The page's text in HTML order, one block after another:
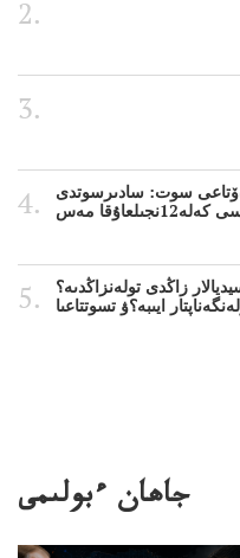
سوت: سادىرسوتدى
زاڭدى تولەنزاڭدىە؟
جاھان ءبولىمى